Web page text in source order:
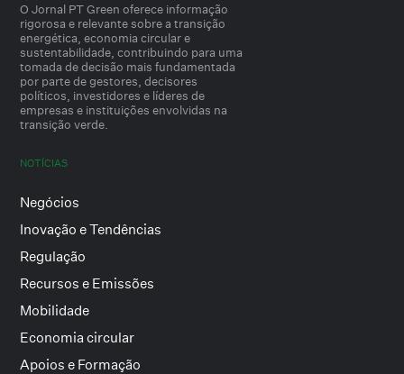
O Jornal PT Green oferece informação
rigorosa e relevante sobre a transição
energética, economia circular e
sustentabilidade, contribuindo para uma
tomada de decisão mais fundamentada
por parte de gestores, decisores
políticos, investidores e líderes de
empresas e instituições envolvidas na
transição verde.
NOTÍCIAS
Negócios
Inovação e Tendências
Regulação
Recursos e Emissões
Mobilidade
Economia circular
Apoios e Formação